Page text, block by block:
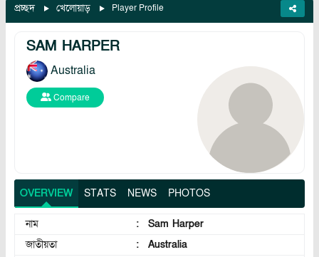
প্রচ্ছদ খেলোয়াড় Player Profile
SAM HARPER
Australia
Compare
OVERVIEW STATS NEWS PHOTOS
নাম :
Sam Harper
জাতীয়তা
:
Australia